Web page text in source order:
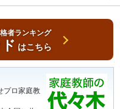
者ランキング
はこちら